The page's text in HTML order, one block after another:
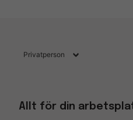
Allt för din